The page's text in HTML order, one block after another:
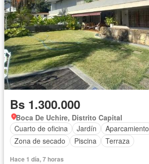
Bs 1.300.000
Boca De Uchire, Distrito Capital
Cuarto de oficina
Jardín
Aparcamiento
Zona de secado
Piscina Terraza
Hace 1 día, 7 horas